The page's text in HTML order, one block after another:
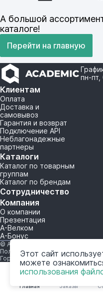
Главная Заказы
А большой
каталоге!
Перейти на главную
пн-
Клиентам
Оплата
Доставка и
самовывоз
Гарантия и возврат
Подключение API
Неблагонадежные
партнеры
Каталоги
Каталог по товарным
группам
Каталог по брендам
Сотрудничество
Компания
О компании
Презентация
А-Велком
А-Бонус
© A-AC.RU 2015-2026. Все права
Политика обработки
Горячая линия корпоративного
Этот сайт
можете
использования